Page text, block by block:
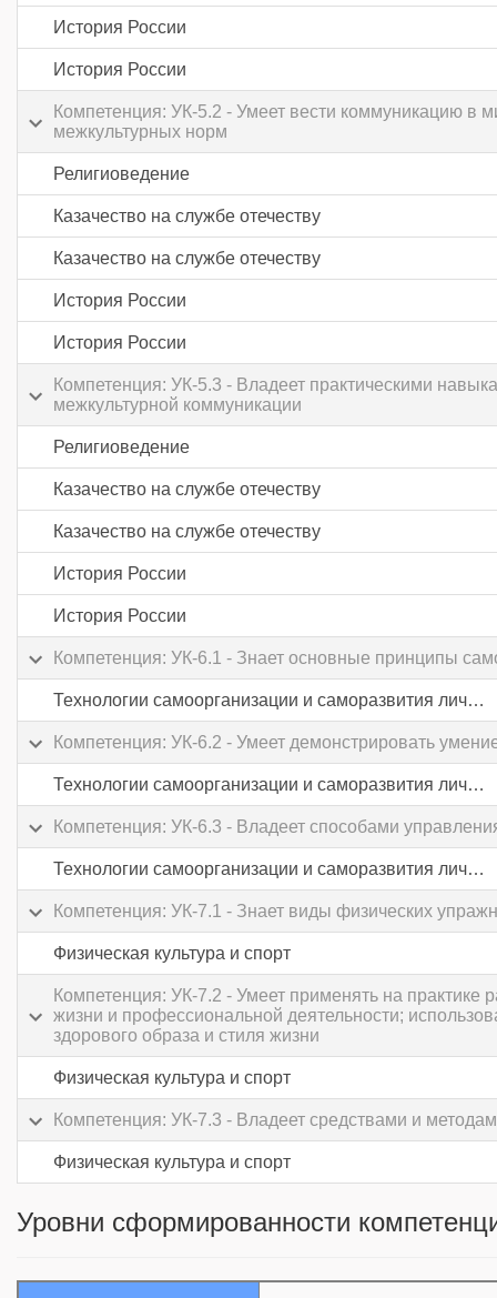
История России
История России
Компетенция: УК-5.2 - Умеет вести коммуникацию в
межкультурных норм
Религиоведение
Казачество на службе отечеству
Казачество на службе отечеству
История России
История России
Компетенция: УК-5.3 - Владеет практическими
межкультурной коммуникации
Религиоведение
Казачество на службе отечеству
Казачество на службе отечеству
История России
История России
Компетенция: УК-6.1 - Знает основные принципы
Технологии самоорганизации и саморазвития личности
Компетенция: УК-6.2 - Умеет демонстрировать
Технологии самоорганизации и саморазвития личности
Компетенция: УК-6.3 - Владеет способами
Технологии самоорганизации и саморазвития личности
Компетенция: УК-7.1 - Знает виды физических
Физическая культура и спорт
Компетенция: УК-7.2 - Умеет применять на практике
жизни и профессиональной деятельности;
здорового образа и стиля жизни
Физическая культура и спорт
Компетенция: УК-7.3 - Владеет средствами и
Физическая культура и спорт
Уровни сформированности